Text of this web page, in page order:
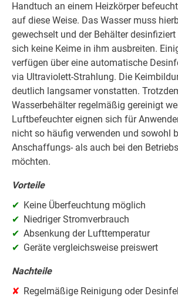
Handtuch an einem Heizkörper
auf diese Weise. Das Wasser muss
gewechselt und der Behälter
sich keine Keime in ihm ausbreiten.
verfügen über eine automatische
via Ultraviolett-Strahlung. Die
deutlich langsamer vonstatten.
Wasserbehälter regelmäßig gereinigt
Luftbefeuchter eignen sich für
nicht so häufig verwenden und sowohl
Anschaffungs- als auch bei den
möchten.
Vorteile
Keine Überfeuchtung möglich
Niedriger Stromverbrauch
Absenkung der Lufttemperatur
Geräte vergleichsweise preiswert
Nachteile
Regelmäßige Reinigung oder